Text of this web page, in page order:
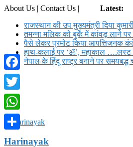
About Us | Contact Us |
Latest:
राजस्थान की उप मुख्यमंत्री दिया
तमन्ना मलिक को बुर्के में कांवड़ लाने
पैसे लेकर प्रमोट क‍िया आपत्तिजनक
हाथ-कलाई पर ‘ॐ’, महाकाल ….लस्ट
नेपाल के हिंदू राष्ट्र बनाने पर समयबद्ध
Harinayak
Facebook
Twitter
WhatsApp
Share